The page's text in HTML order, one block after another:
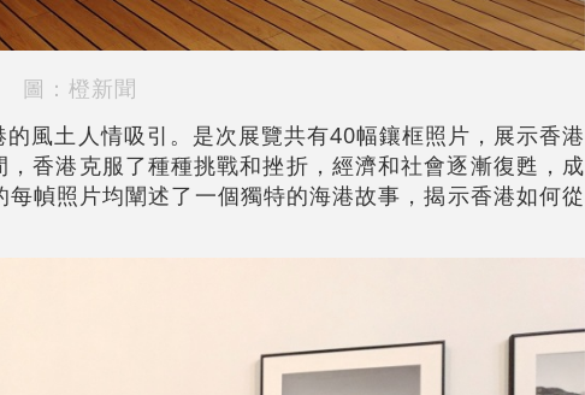
圖：橙新聞
風土人情吸引。是次展覽共有40幅鑲框照片，展示香港
香港克服了種種挑戰和挫折，經濟和社會逐漸復甦，成
幀照片均闡述了一個獨特的海港故事，揭示香港如何從